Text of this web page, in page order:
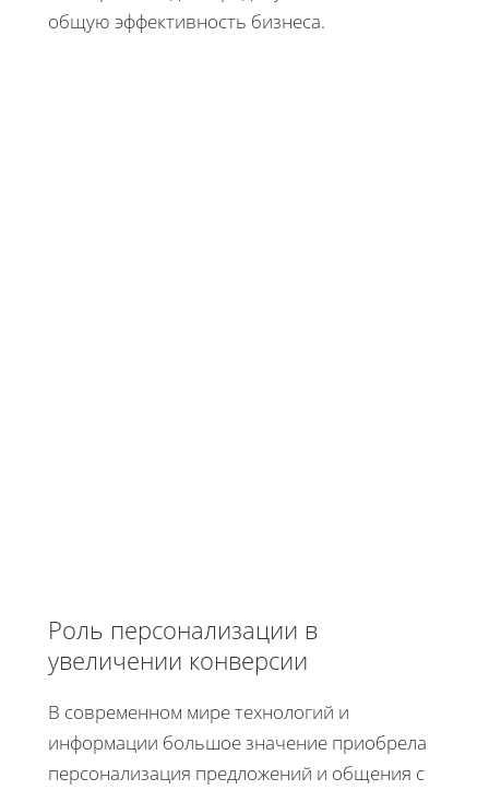
общую эффективность бизнеса.
Роль персонализации в
увеличении конверсии
В современном мире технологий и
информации большое значение приобрела
персонализация предложений и общения с